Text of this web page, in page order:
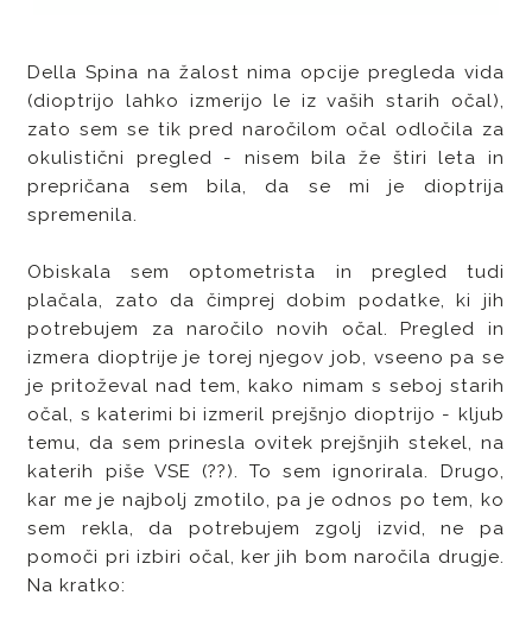
Della Spina na žalost nima opcije pregleda vida
(dioptrijo lahko izmerijo le iz vaših starih očal),
zato sem se tik pred naročilom očal odločila za
okulistični pregled - nisem bila že štiri leta in
prepričana sem bila, da se mi je dioptrija
spremenila.
Obiskala sem optometrista in pregled tudi
plačala, zato da čimprej dobim podatke, ki jih
potrebujem za naročilo novih očal. Pregled in
izmera dioptrije je torej njegov job, vseeno pa se
je pritoževal nad tem, kako nimam s seboj starih
očal, s katerimi bi izmeril prejšnjo dioptrijo - kljub
temu, da sem prinesla ovitek prejšnjih stekel, na
katerih piše VSE (??). To sem ignorirala. Drugo,
kar me je najbolj zmotilo, pa je odnos po tem, ko
sem rekla, da potrebujem zgolj izvid, ne pa
pomoči pri izbiri očal, ker jih bom naročila drugje.
Na kratko: